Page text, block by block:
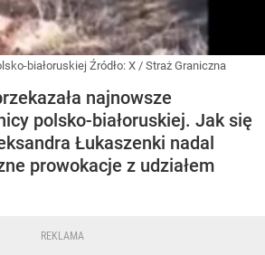
białoruskiej Źródło: X / Straż Graniczna
najnowsze
polsko-białoruskiej. Jak się
Łukaszenki nadal
prowokacje z udziałem